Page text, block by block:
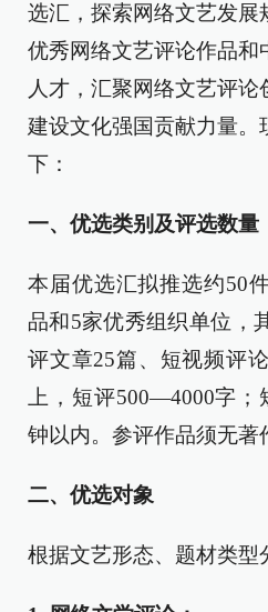
选汇，探索网络文艺发展
优秀网络文艺评论作品和
人才，汇聚网络文艺评
建设文化强国贡献力量。
下：
一、 优选类别及评选数量
本届优选汇拟推选约50
品和5家优秀组织单位，
评文章25篇、短视频评
上，短评500—4000字
钟以内。参评作品须无著
二、 优选对象
根据文艺形态、题材类型